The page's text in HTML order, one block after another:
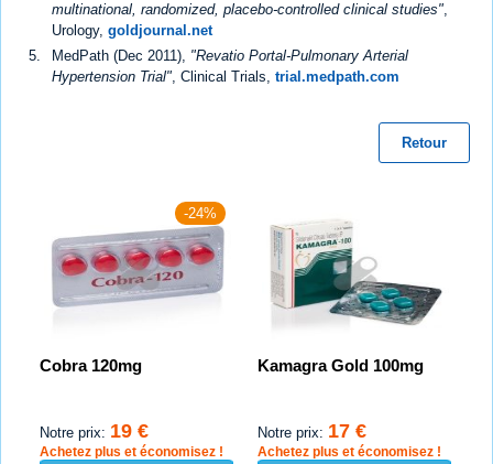
multinational, randomized, placebo-controlled clinical studies",
Urology, goldjournal.net
MedPath (Dec 2011), "Revatio Portal-Pulmonary Arterial
Hypertension Trial", Clinical Trials, trial.medpath.com
Retour
-24%
Cobra 120mg
Notre prix: 19 €
Achetez plus et économisez !
Kamagra Gold 100mg
Notre prix: 17 €
Achetez plus et économisez !